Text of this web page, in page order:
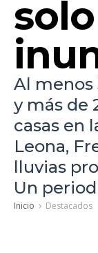
Al menos
y más de
casas en
Leona,
lluvias
Un
Inicio Destacados